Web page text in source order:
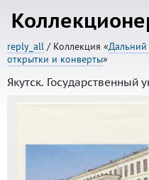
reply_all / Коллекция «Дальний
открытки и конверты»
Якутск. Государственный